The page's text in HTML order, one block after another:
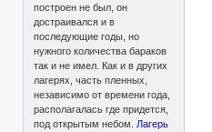
построен не был, он
достраивался и в
последующие годы, но
нужного количества бараков
так и не имел. Как и в других
лагерях, часть пленных,
независимо от времени года,
располагалась где придется,
под открытым небом.Лагерь